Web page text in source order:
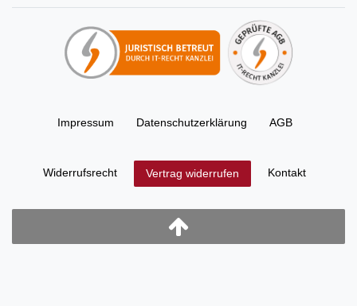
Impressum Daten­schutz­erklärung AGB
Widerrufs­recht Vertrag widerrufen Kontakt